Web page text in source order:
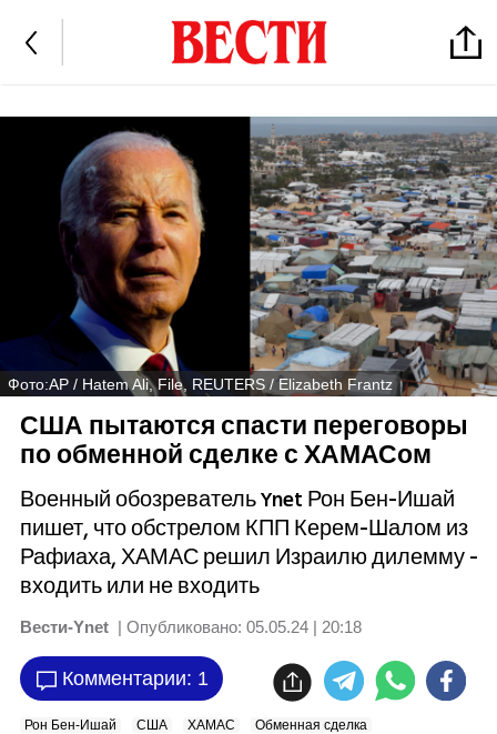
Фото:АР / Hatem Ali, File, REUTERS / Elizabeth Frantz
США пытаются спасти переговоры
по обменной сделке с ХАМАСом
Военный обозреватель Ynet Рон Бен-Ишай
пишет, что обстрелом КПП Керем-Шалом из
Рафиаха, ХАМАС решил Израилю дилемму -
входить или не входить
Вести-Ynet | Опубликовано: 05.05.24 | 20:18
Комментарии: 1
Рон Бен-Ишай США ХАМАС Обменная сделка